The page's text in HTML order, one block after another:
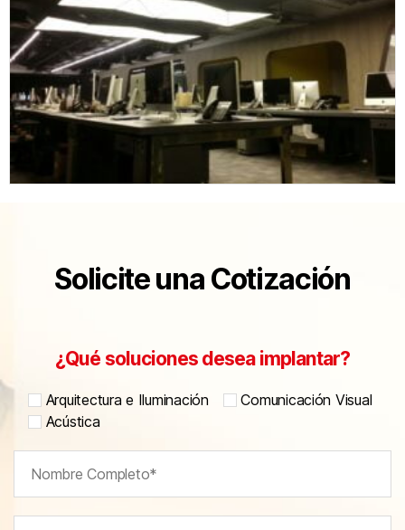
Solicite una Cotización
¿Qué soluciones desea implantar?
Arquitectura e Iluminación
Comunicación Visual
Acústica